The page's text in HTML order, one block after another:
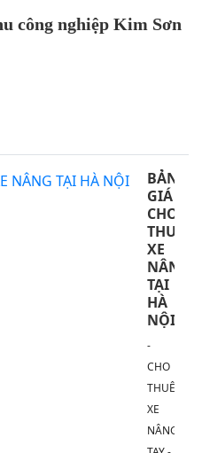
công nghiệp Kim Sơn
BẢNG
GIÁ
CHO
THUÊ
XE
NÂNG
TẠI
HÀ
NỘI
-
CHO
THUÊ
XE
NÂNG